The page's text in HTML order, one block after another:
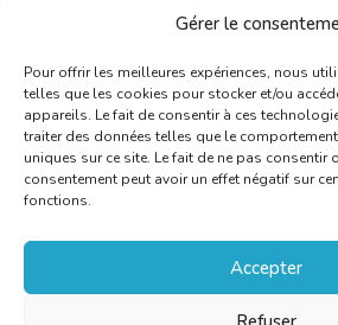
Gérer le
Pour offrir les meilleures expériences, nous
telles que les cookies pour stocker et/ou
appareils. Le fait de consentir à ces
traiter des données telles que le
uniques sur ce site. Le fait de ne pas consentir
consentement peut avoir un effet négatif sur
fonctions.
Accepter
Join Now|Lost